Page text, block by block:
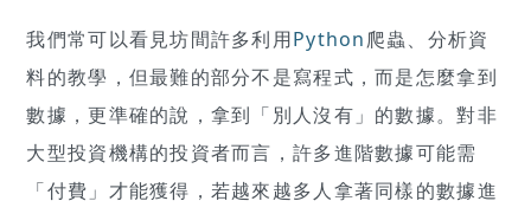
我們常可以看見坊間許多利用Python爬蟲、分析資
料的教學，但最難的部分不是寫程式，而是怎麼拿到
數據，更準確的說，拿到「別人沒有」的數據。對非
大型投資機構的投資者而言，許多進階數據可能需
「付費」才能獲得，若越來越多人拿著同樣的數據進